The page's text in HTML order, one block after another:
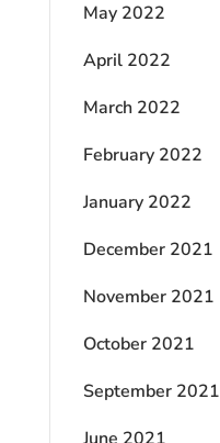
May 2022
April 2022
March 2022
February 2022
January 2022
December 2021
November 2021
October 2021
September 2021